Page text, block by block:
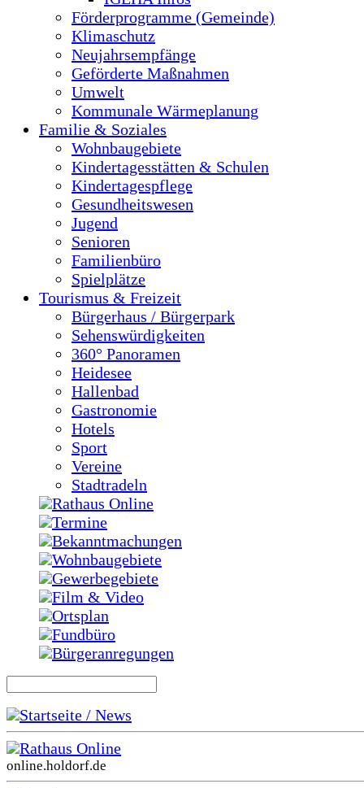
Förderprogramme (Gemeinde)
Klimaschutz
Neujahrsempfänge
Geförderte Maßnahmen
Umwelt
Kommunale Wärmeplanung
Familie & Soziales
Wohnbaugebiete
Kindertagesstätten & Schulen
Kindertagespflege
Gesundheitswesen
Jugend
Senioren
Familienbüro
Spielplätze
Tourismus & Freizeit
Bürgerhaus / Bürgerpark
Sehenswürdigkeiten
360° Panoramen
Heidesee
Hallenbad
Gastronomie
Hotels
Sport
Vereine
Stadtradeln
Rathaus Online
Termine
Bekanntmachungen
Wohnbaugebiete
Gewerbegebiete
Film & Video
Ortsplan
Fundbüro
Bürgeranregungen
Startseite / News
Rathaus Online
online.holdorf.de